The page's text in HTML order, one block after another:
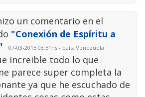
un comentario en el
"Conexión de Espíritu a
07-03-2015 03:51hs - país: Venezuela
increible todo lo que
parece super completa la
ya que he escuchado de